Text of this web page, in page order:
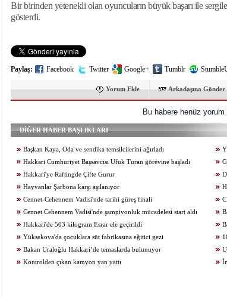
Bir birinden yetenekli olan oyuncuların büyük başarı ile
gösterdi.
Paylaş: Facebook Twitter Google+ Tumblr
Yorum Ekle Arkadaşına Gönder
Bu habere henüz
DİĞER HABER BAŞLIKLARI
Başkan Kaya, Oda ve sendika temsilcilerini ağırladı
Hakkari Cumhuriyet Başsavcısı Ufuk Turan görevine başladı
Hakkari'ye Raftingde Çifte Gurur
Hayvanlar Şarbona karşı aşılanıyor
Cennet-Cehennem Vadisi'nde tarihi güreş finali
Cennet Cehennem Vadisi'nde şampiyonluk mücadelesi start aldı
Hakkari'de 503 kilogram Esrar ele geçirildi
Yüksekova'da çocuklara süt fabrikasına eğitici gezi
Bakan Uraloğlu Hakkari’de temaslarda bulunuyor
Kontrolden çıkan kamyon yan yattı